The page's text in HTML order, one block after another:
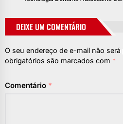
DEIXE UM COMENTÁRIO
O seu endereço de e-mail não será
obrigatórios são marcados com *
Comentário *